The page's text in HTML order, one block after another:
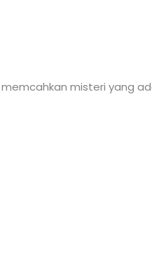
misteri yang